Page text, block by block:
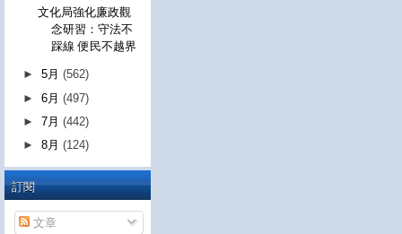
文化局強化廉政觀
念研習：守法不
踩線 便民不越界
►5月(562)
►6月(497)
►7月(442)
►8月(124)
訂閱
文章